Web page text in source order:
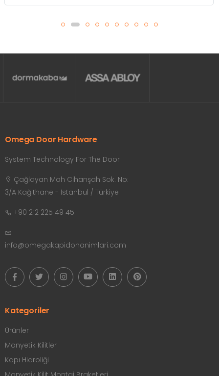
Omega Door Hardware
System Technology For The Door
Çağlayan Mah Cihanşah Sok. No:
3/A Kağıthane - İstanbul / Türkiye
+90 212 225 49 45
info@omegakapidonanimlari.com
Kategoriler
Ürünler
Manyetik Kilitler
Kapı Hidroliği